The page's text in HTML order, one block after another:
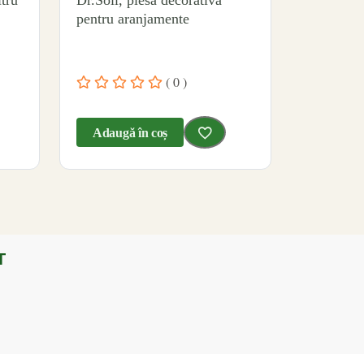
pentru aranjamente
( 0 )
Adaugă în coș